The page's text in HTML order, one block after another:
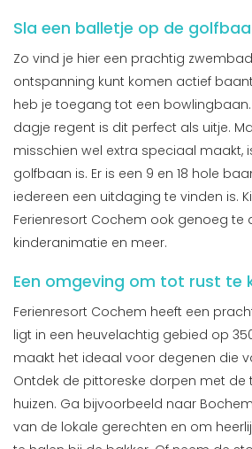
Sla een balletje op de
Zo vind je hier een prachtig
ontspanning kunt komen actief
heb je toegang tot een
dagje regent is dit perfect als uitje.
misschien wel extra speciaal maakt,
golfbaan is. Er is een 9 en 18 hole
iedereen een uitdaging te vinden is.
Ferienresort Cochem ook genoeg te
kinderanimatie en meer.
Een omgeving om tot rust te
Ferienresort Cochem heeft een
ligt in een heuvelachtig gebied op
maakt het ideaal voor degenen die
Ontdek de pittoreske dorpen met de
huizen. Ga bijvoorbeeld naar
van de lokale gerechten en om